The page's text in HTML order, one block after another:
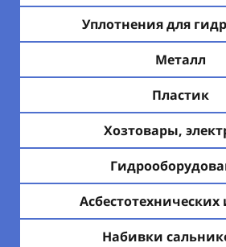
Уплотнения для
Металл
Пластик
Хозтовары,
Асбестотехнических
Набивки